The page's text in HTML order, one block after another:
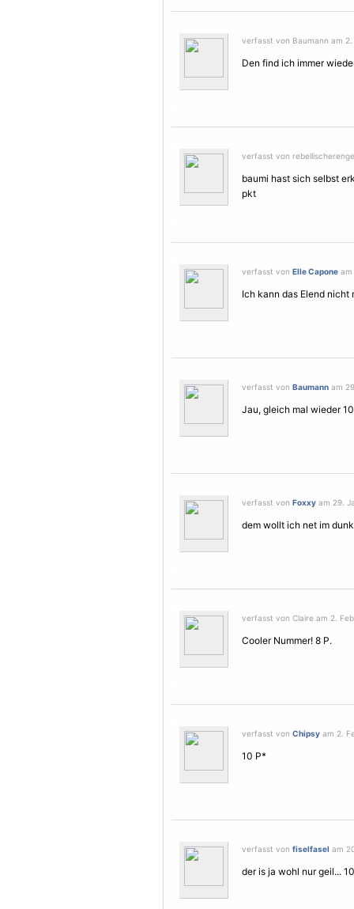
verfasst von Baumann am
Den find ich immer
verfasst von
baumi hast sich selbst
pkt
verfasst von Elle Capone am
Ich kann das Elend nicht
verfasst von Baumann am
Jau, gleich mal wieder
verfasst von Foxxy am 29.
dem wollt ich net im
verfasst von Claire am 2.
Cooler Nummer! 8 P.
verfasst von Chipsy am 2.
10 P*
verfasst von fiselfasel am
der is ja wohl nur geil...